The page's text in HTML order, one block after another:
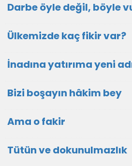
Darbe öyle değil, böyle
Ülkemizde kaç fikir var?
İnadına yatırıma yeni
Bizi boşayın hâkim bey
Ama o fakir
Tütün ve dokunulmazlık